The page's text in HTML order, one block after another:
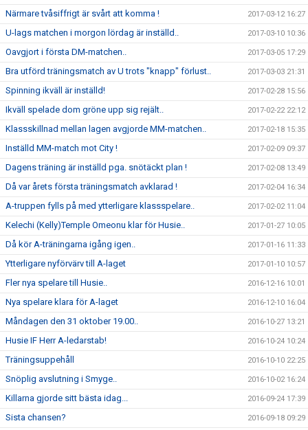
Närmare tvåsiffrigt är svårt att komma ! 2017-03-12 16:27
U-lags matchen i morgon lördag är inställd.. 2017-03-10 10:36
Oavgjort i första DM-matchen.. 2017-03-05 17:29
Bra utförd träningsmatch av U trots "knapp" förlust.. 2017-03-03 21:31
Spinning ikväll är inställd! 2017-02-28 15:56
Ikväll spelade dom gröne upp sig rejält.. 2017-02-22 22:12
Klassskillnad mellan lagen avgjorde MM-matchen.. 2017-02-18 15:35
Inställd MM-match mot City ! 2017-02-09 09:37
Dagens träning är inställd pga. snötäckt plan ! 2017-02-08 13:49
Då var årets första träningsmatch avklarad ! 2017-02-04 16:34
A-truppen fylls på med ytterligare klassspelare.. 2017-02-02 11:04
Kelechi (Kelly)Temple Omeonu klar för Husie.. 2017-01-27 10:05
Då kör A-träningarna igång igen.. 2017-01-16 11:33
Ytterligare nyförvärv till A-laget 2017-01-10 10:57
Fler nya spelare till Husie.. 2016-12-16 10:01
Nya spelare klara för A-laget 2016-12-10 16:04
Måndagen den 31 oktober 19.00.. 2016-10-27 13:21
Husie IF Herr A-ledarstab! 2016-10-24 10:24
Träningsuppehåll 2016-10-10 22:25
Snöplig avslutning i Smyge.. 2016-10-02 16:24
Killarna gjorde sitt bästa idag... 2016-09-24 17:39
Sista chansen? 2016-09-18 09:29